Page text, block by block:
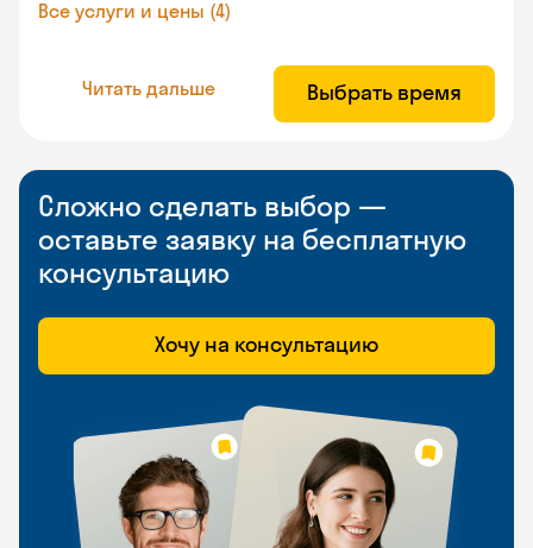
Все услуги и цены (4)
Читать дальше Выбрать время
Сложно сделать выбор —
оставьте заявку на бесплатную
консультацию
Хочу на консультацию